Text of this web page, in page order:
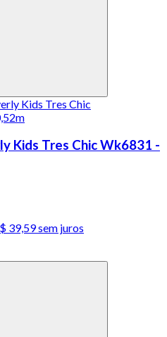
Kids Tres Chic Wk6831 -
39,59 sem juros